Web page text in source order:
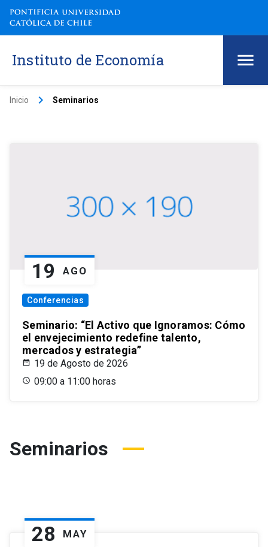
Instituto de Economía
Inicio keyboard_arrow_right Seminarios
19 AGO
Conferencias
Seminario: “El Activo que Ignoramos: Cómo
el envejecimiento redefine talento,
mercados y estrategia”
19 de Agosto de 2026
09:00 a 11:00 horas
Seminarios
28 MAY